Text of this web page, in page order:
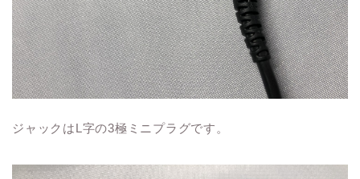
ジャックはL字の3極ミニプラグです。